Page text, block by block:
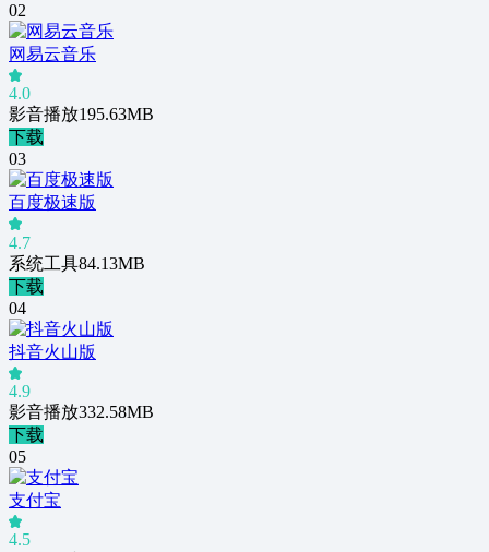
02
网易云音乐
4.0
影音播放195.63MB
下载
03
百度极速版
4.7
系统工具84.13MB
下载
04
抖音火山版
4.9
影音播放332.58MB
下载
05
支付宝
4.5